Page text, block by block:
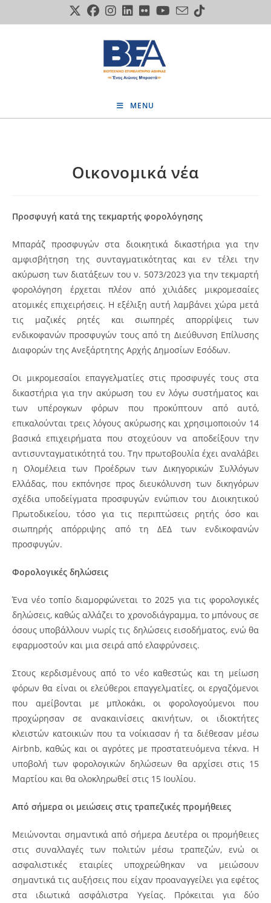
to
MENU
Οικονομικά νέα
Προσφυγή κατά της τεκμαρτής φορολόγησης
Μπαράζ προσφυγών στα διοικητικά δικαστήρια για την
αμφισβήτηση της συνταγματικότητας και εν τέλει την
ακύρωση των διατάξεων του ν. 5073/2023 για την τεκμαρτή
φορολόγηση έρχεται πλέον από χιλιάδες μικρομεσαίες
ατομικές επιχειρήσεις. Η εξέλιξη αυτή λαμβάνει χώρα μετά
τις μαζικές ρητές και σιωπηρές απορρίψεις των
ενδικοφανών προσφυγών τους από τη Διεύθυνση Επίλυσης
Διαφορών της Ανεξάρτητης Αρχής Δημοσίων Εσόδων.
Οι μικρομεσαίοι επαγγελματίες στις προσφυγές τους στα
δικαστήρια για την ακύρωση του εν λόγω συστήματος και
των υπέρογκων φόρων που προκύπτουν από αυτό,
επικαλούνται τρεις λόγους ακύρωσης και χρησιμοποιούν 14
βασικά επιχειρήματα που στοχεύουν να αποδείξουν την
αντισυνταγματικότητά του. Την πρωτοβουλία έχει αναλάβει
η Ολομέλεια των Προέδρων των Δικηγορικών Συλλόγων
Ελλάδας, που εκπόνησε προς διευκόλυνση των δικηγόρων
σχέδια υποδείγματα προσφυγών ενώπιον του Διοικητικού
Πρωτοδικείου, τόσο για τις περιπτώσεις ρητής όσο και
σιωπηρής απόρριψης από τη ΔΕΔ των ενδικοφανών
προσφυγών.
Φορολογικές δηλώσεις
Ένα νέο τοπίο διαμορφώνεται το 2025 για τις φορολογικές
δηλώσεις, καθώς αλλάζει το χρονοδιάγραμμα, το μπόνους σε
όσους υποβάλλουν νωρίς τις δηλώσεις εισοδήματος, ενώ θα
εφαρμοστούν και μια σειρά από ελαφρύνσεις.
Στους κερδισμένους από το νέο καθεστώς και τη μείωση
φόρων θα είναι οι ελεύθεροι επαγγελματίες, οι εργαζόμενοι
που αμείβονται με μπλοκάκι, οι φορολογούμενοι που
προχώρησαν σε ανακαινίσεις ακινήτων, οι ιδιοκτήτες
κλειστών κατοικιών που τα νοίκιασαν ή τα διέθεσαν μέσω
Airbnb, καθώς και οι αγρότες με προστατευόμενα τέκνα. Η
υποβολή των φορολογικών δηλώσεων θα αρχίσει στις 15
Μαρτίου και θα ολοκληρωθεί στις 15 Ιουλίου.
Από σήμερα οι μειώσεις στις τραπεζικές προμήθειες
Μειώνονται σημαντικά από σήμερα Δευτέρα οι προμήθειες
στις συναλλαγές των πολιτών μέσω τραπεζών, ενώ οι
ασφαλιστικές εταιρίες υποχρεώθηκαν να μειώσουν
σημαντικά τις αυξήσεις που είχαν προαναγγείλει για εφέτος
στα ιδιωτικά ασφάλιστρα Υγείας. Πρόκειται για δύο